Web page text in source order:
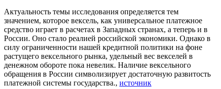
Актуальность темы исследования определяется тем
значением, которое вексель, как универсальное платежное
средство играет в расчетах в Западных странах, а теперь и в
России. Оно стало реалией российской экономики. Однако в
силу ограниченности нашей кредитной политики на фоне
растущего вексельного рынка, удельный вес векселей в
денежном обороте пока невелик. Наличие вексельного
обращения в России символизирует достаточную развитость
платежной системы государства., источник